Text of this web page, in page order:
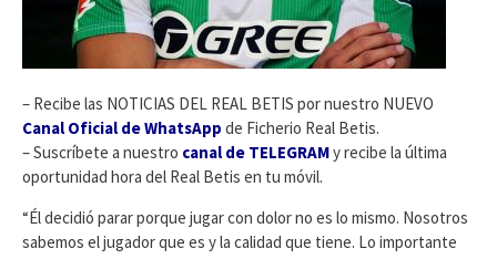
– Recibe las NOTICIAS DEL REAL BETIS por nuestro NUEVO
Canal Oficial de WhatsApp de Ficherio Real Betis.
– Suscríbete a nuestro canal de TELEGRAMy recibe la última
oportunidad hora del Real Betis en tu móvil.
“Él decidió parar porque jugar con dolor no es lo mismo. Nosotros
sabemos el jugador que es y la calidad que tiene. Lo importante